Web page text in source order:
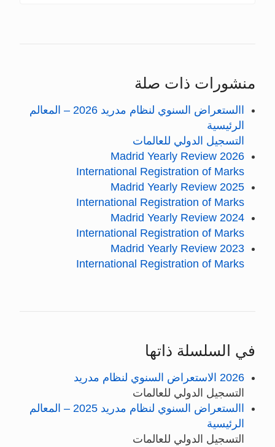
منشورات ذات صلة
االستعراض السنوي لنظام مدريد 2026 – المعالم
الرئيسية
التسجيل الدولي للعالمات
Madrid Yearly Review 2026
International Registration of Marks
Madrid Yearly Review 2025
International Registration of Marks
Madrid Yearly Review 2024
International Registration of Marks
Madrid Yearly Review 2023
International Registration of Marks
في السلسلة ذاتها
2026 الاستعراض السنوي لنظام مدريد
التسجيل الدولي للعالمات
االستعراض السنوي لنظام مدريد 2025 – المعالم
الرئيسية
التسجيل الدولي للعالمات